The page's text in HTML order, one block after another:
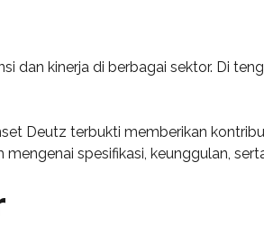
dan kinerja di berbagai sektor. Di
Deutz terbukti memberikan
spesifikasi, keunggulan,